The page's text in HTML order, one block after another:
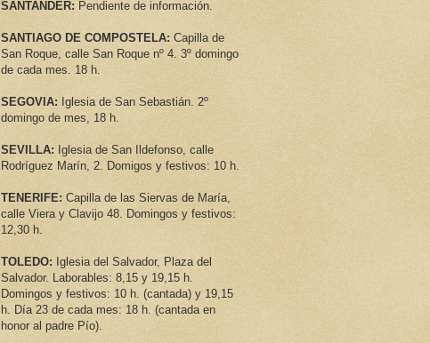
SANTANDER: Pendiente de información.
SANTIAGO DE COMPOSTELA: Capilla de
San Roque, calle San Roque nº 4. 3º domingo
de cada mes. 18 h.
SEGOVIA: Iglesia de San Sebastián. 2º
domingo de mes, 18 h.
SEVILLA: Iglesia de San Ildefonso, calle
Rodríguez Marín, 2. Domigos y festivos: 10 h.
TENERIFE: Capilla de las Siervas de María,
calle Viera y Clavijo 48. Domingos y festivos:
12,30 h.
TOLEDO: Iglesia del Salvador, Plaza del
Salvador. Laborables: 8,15 y 19,15 h.
Domingos y festivos: 10 h. (cantada) y 19,15
h. Día 23 de cada mes: 18 h. (cantada en
honor al padre Pío).